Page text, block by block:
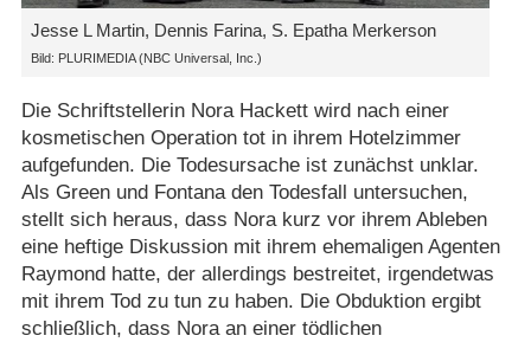
Jesse L Martin, Dennis Farina, S. Epatha Merkerson
Bild: PLURIMEDIA (NBC Universal, Inc.)
Die Schriftstellerin Nora Hackett wird nach einer
kosmetischen Operation tot in ihrem Hotelzimmer
aufgefunden. Die Todesursache ist zunächst unklar.
Als Green und Fontana den Todesfall untersuchen,
stellt sich heraus, dass Nora kurz vor ihrem Ableben
eine heftige Diskussion mit ihrem ehemaligen Agenten
Raymond hatte, der allerdings bestreitet, irgendetwas
mit ihrem Tod zu tun zu haben. Die Obduktion ergibt
schließlich, dass Nora an einer tödlichen